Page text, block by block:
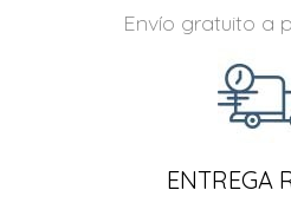
Envío gratuito a
ENTREGA